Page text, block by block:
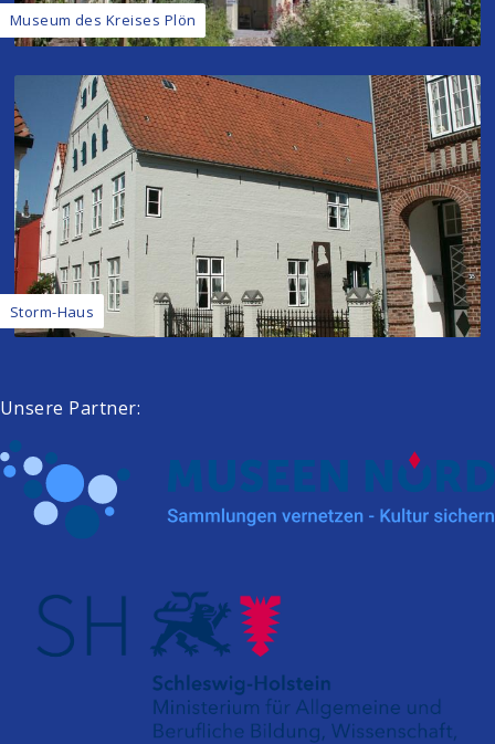
Museum des Kreises Plön
Storm-Haus
Unsere Partner: